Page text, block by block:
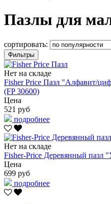
Пазлы для
сортировать:
Фильтры
Нет на складе
Fisher Price Пазл "Алфавит/
(FP 30600)
Цена
521 руб
подробнее
Нет на складе
Fisher-Price Деревянный пазл
Цена
699 руб
подробнее